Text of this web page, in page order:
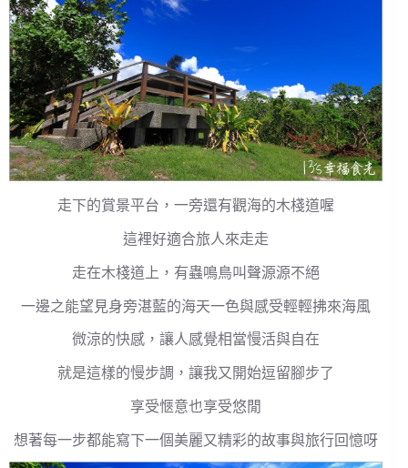
走下的賞景平台，一旁還有觀海的木棧道喔
這裡好適合旅人來走走
走在木棧道上，有蟲鳴鳥叫聲源源不絕
一邊之能望見身旁湛藍的海天一色與感受輕輕拂來海風
微涼的快感，讓人感覺相當慢活與自在
就是這樣的慢步調，讓我又開始逗留腳步了
享受愜意也享受悠閒
想著每一步都能寫下一個美麗又精彩的故事與旅行回憶呀